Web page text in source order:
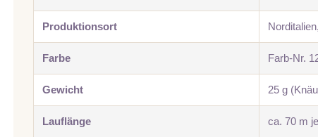
Produktionsort
Farbe Farb-Nr.
Gewicht 25 g
Lauflänge ca. 70 m